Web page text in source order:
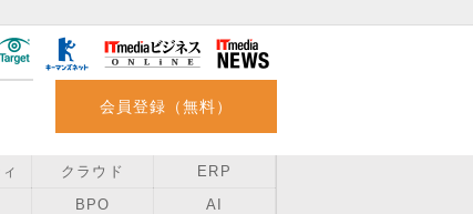
会員登録（無料）
クラウド
ERP
BPO AI